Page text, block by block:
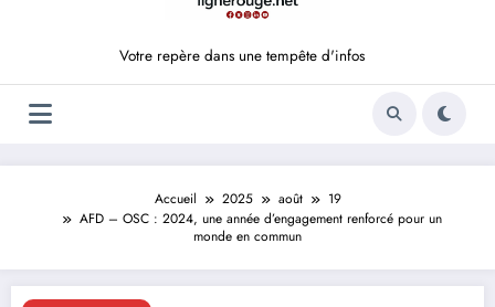
Votre repère dans une tempête d'infos
Accueil 2025 août
19
AFD – OSC : 2024, une année d’engagement renforcé pour un
monde en commun